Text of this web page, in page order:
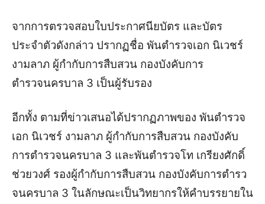
จากการตรวจสอบใบประกาศนียบัตร และบัตร
ประจำตัวดังกล่าว ปรากฏชื่อ พันตำรวจเอก นิเวชร์
งามลาภ ผู้กำกับการสืบสวน กองบังคับการ
ตำรวจนครบาล 3 เป็นผู้รับรอง
อีกทั้ง ตามที่ข่าวเสนอได้ปรากฏภาพของ พันตํารวจ
เอก นิเวชร์ งามลาภ ผู้กำกับการสืบสวน กองบังคับ
การตํารวจนครบาล 3 และพันตํารวจโท เกรียงศักดิ์
ช่วยวงศ์ รองผู้กํากับการสืบสวน กองบังคับการตํารว
จนครบาล 3 ในลักษณะเป็นวิทยากรให้คำบรรยายใน